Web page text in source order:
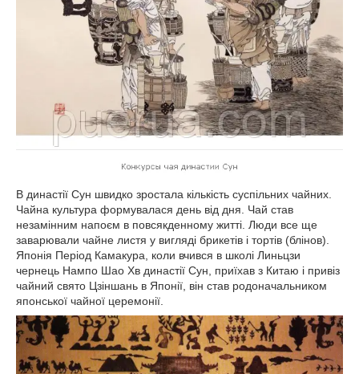
В династії Сун швидко зростала кількість суспільних чайних.
Чайна культура формувалася день від дня. Чай став
незамінним напоєм в повсякденному житті. Люди все ще
заварювали чайне листя у вигляді брикетів і тортів (блінов).
Японія Період Камакура, коли вчився в школі Линьцзи
чернець Нампо Шао Хв династії Сун, приїхав з Китаю і привіз
чайний свято Цзіншань в Японії, він став родоначальником
японської чайної церемонії.